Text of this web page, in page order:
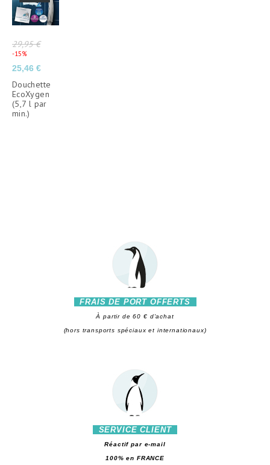
Prix
de
base
29,95 €
-15%Prix
25,46 €
Douchette
EcoXygen
(5,7 l par
min.)
FRAIS DE PORT OFFERTS
À partir de 60 € d'achat
(hors transports spéciaux et internationaux)
SERVICE CLIENT
Réactif par e-mail
100% en FRANCE